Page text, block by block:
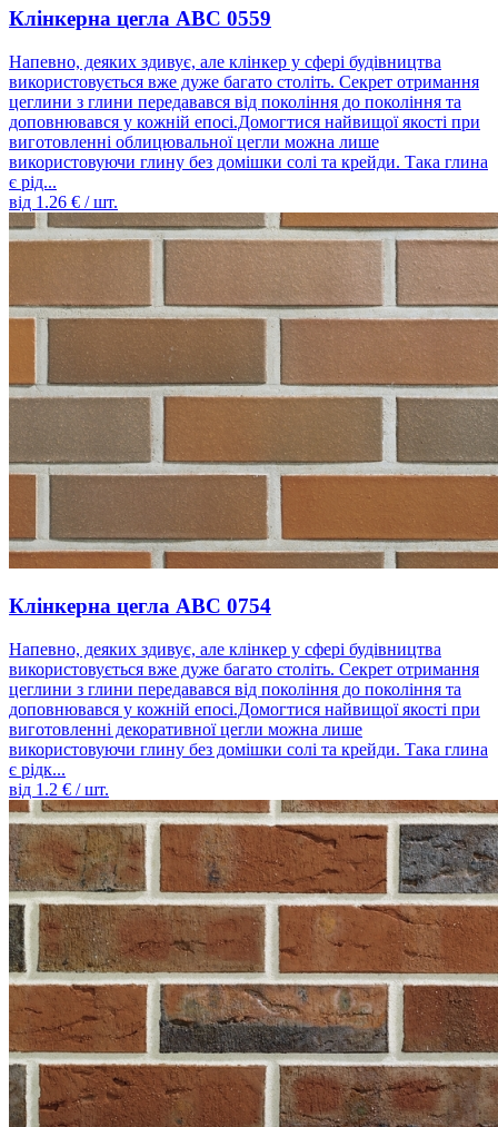
Клінкерна цегла ABC 0559
Напевно, деяких здивує, але клінкер у сфері будівництва
використовується вже дуже багато століть. Секрет отримання
цеглини з глини передавався від покоління до покоління та
доповнювався у кожній епосі.Домогтися найвищої якості при
виготовленні облицювальної цегли можна лише
використовуючи глину без домішки солі та крейди. Така глина
є рід...
від 1.26 € / шт.
Клінкерна цегла ABC 0754
Напевно, деяких здивує, але клінкер у сфері будівництва
використовується вже дуже багато століть. Секрет отримання
цеглини з глини передавався від покоління до покоління та
доповнювався у кожній епосі.Домогтися найвищої якості при
виготовленні декоративної цегли можна лише
використовуючи глину без домішки солі та крейди. Така глина
є рідк...
від 1.2 € / шт.